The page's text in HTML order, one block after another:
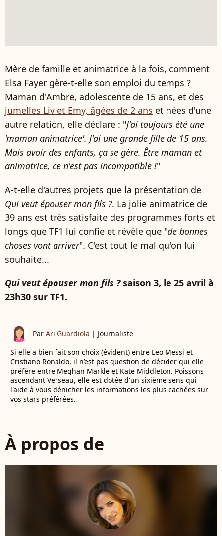
Mère de famille et animatrice à la fois, comment
Elsa Fayer gère-t-elle son emploi du temps ?
Maman d'Ambre, adolescente de 15 ans, et des
jumelles Liv et Emy, âgées de 2 ans et nées d'une
autre relation, elle déclare : "J'ai toujours été une
'maman animatrice'. J'ai une grande fille de 15 ans.
Mais avoir des enfants, ça se gère. Être maman et
animatrice, ce n'est pas incompatible !"
A-t-elle d'autres projets que la présentation de
Qui veut épouser mon fils ?. La jolie animatrice de
39 ans est très satisfaite des programmes forts et
longs que TF1 lui confie et révèle que "de bonnes
choses vont arriver". C'est tout le mal qu'on lui
souhaite...
Qui veut épouser mon fils ?saison 3, le 25 avril à
23h30 sur TF1.
Par Ari Guardiola | Journaliste
Si elle a bien fait son choix (évident) entre Leo Messi et
Cristiano Ronaldo, il n’est pas question de décider qui elle
préfère entre Meghan Markle et Kate Middleton. Poissons
ascendant Verseau, elle est dotée d'un sixième sens qui
l'aide à vous dénicher les informations les plus cachées sur
vos stars préférées.
À propos de